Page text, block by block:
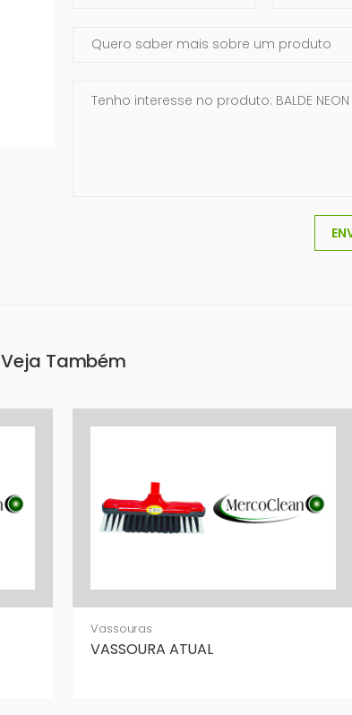
Assunto
Mensagem
Veja Também
Vassouras
VASSOURA ATUAL